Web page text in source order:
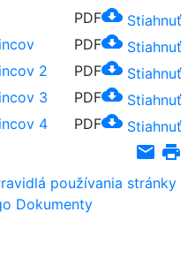
PDFcloud_download Stiahnuť
PDFcloud_download Stiahnuť
2
PDFcloud_download Stiahnuť
3
PDFcloud_download Stiahnuť
4
PDFcloud_download Stiahnuť
email print
používania stránky
Dokumenty